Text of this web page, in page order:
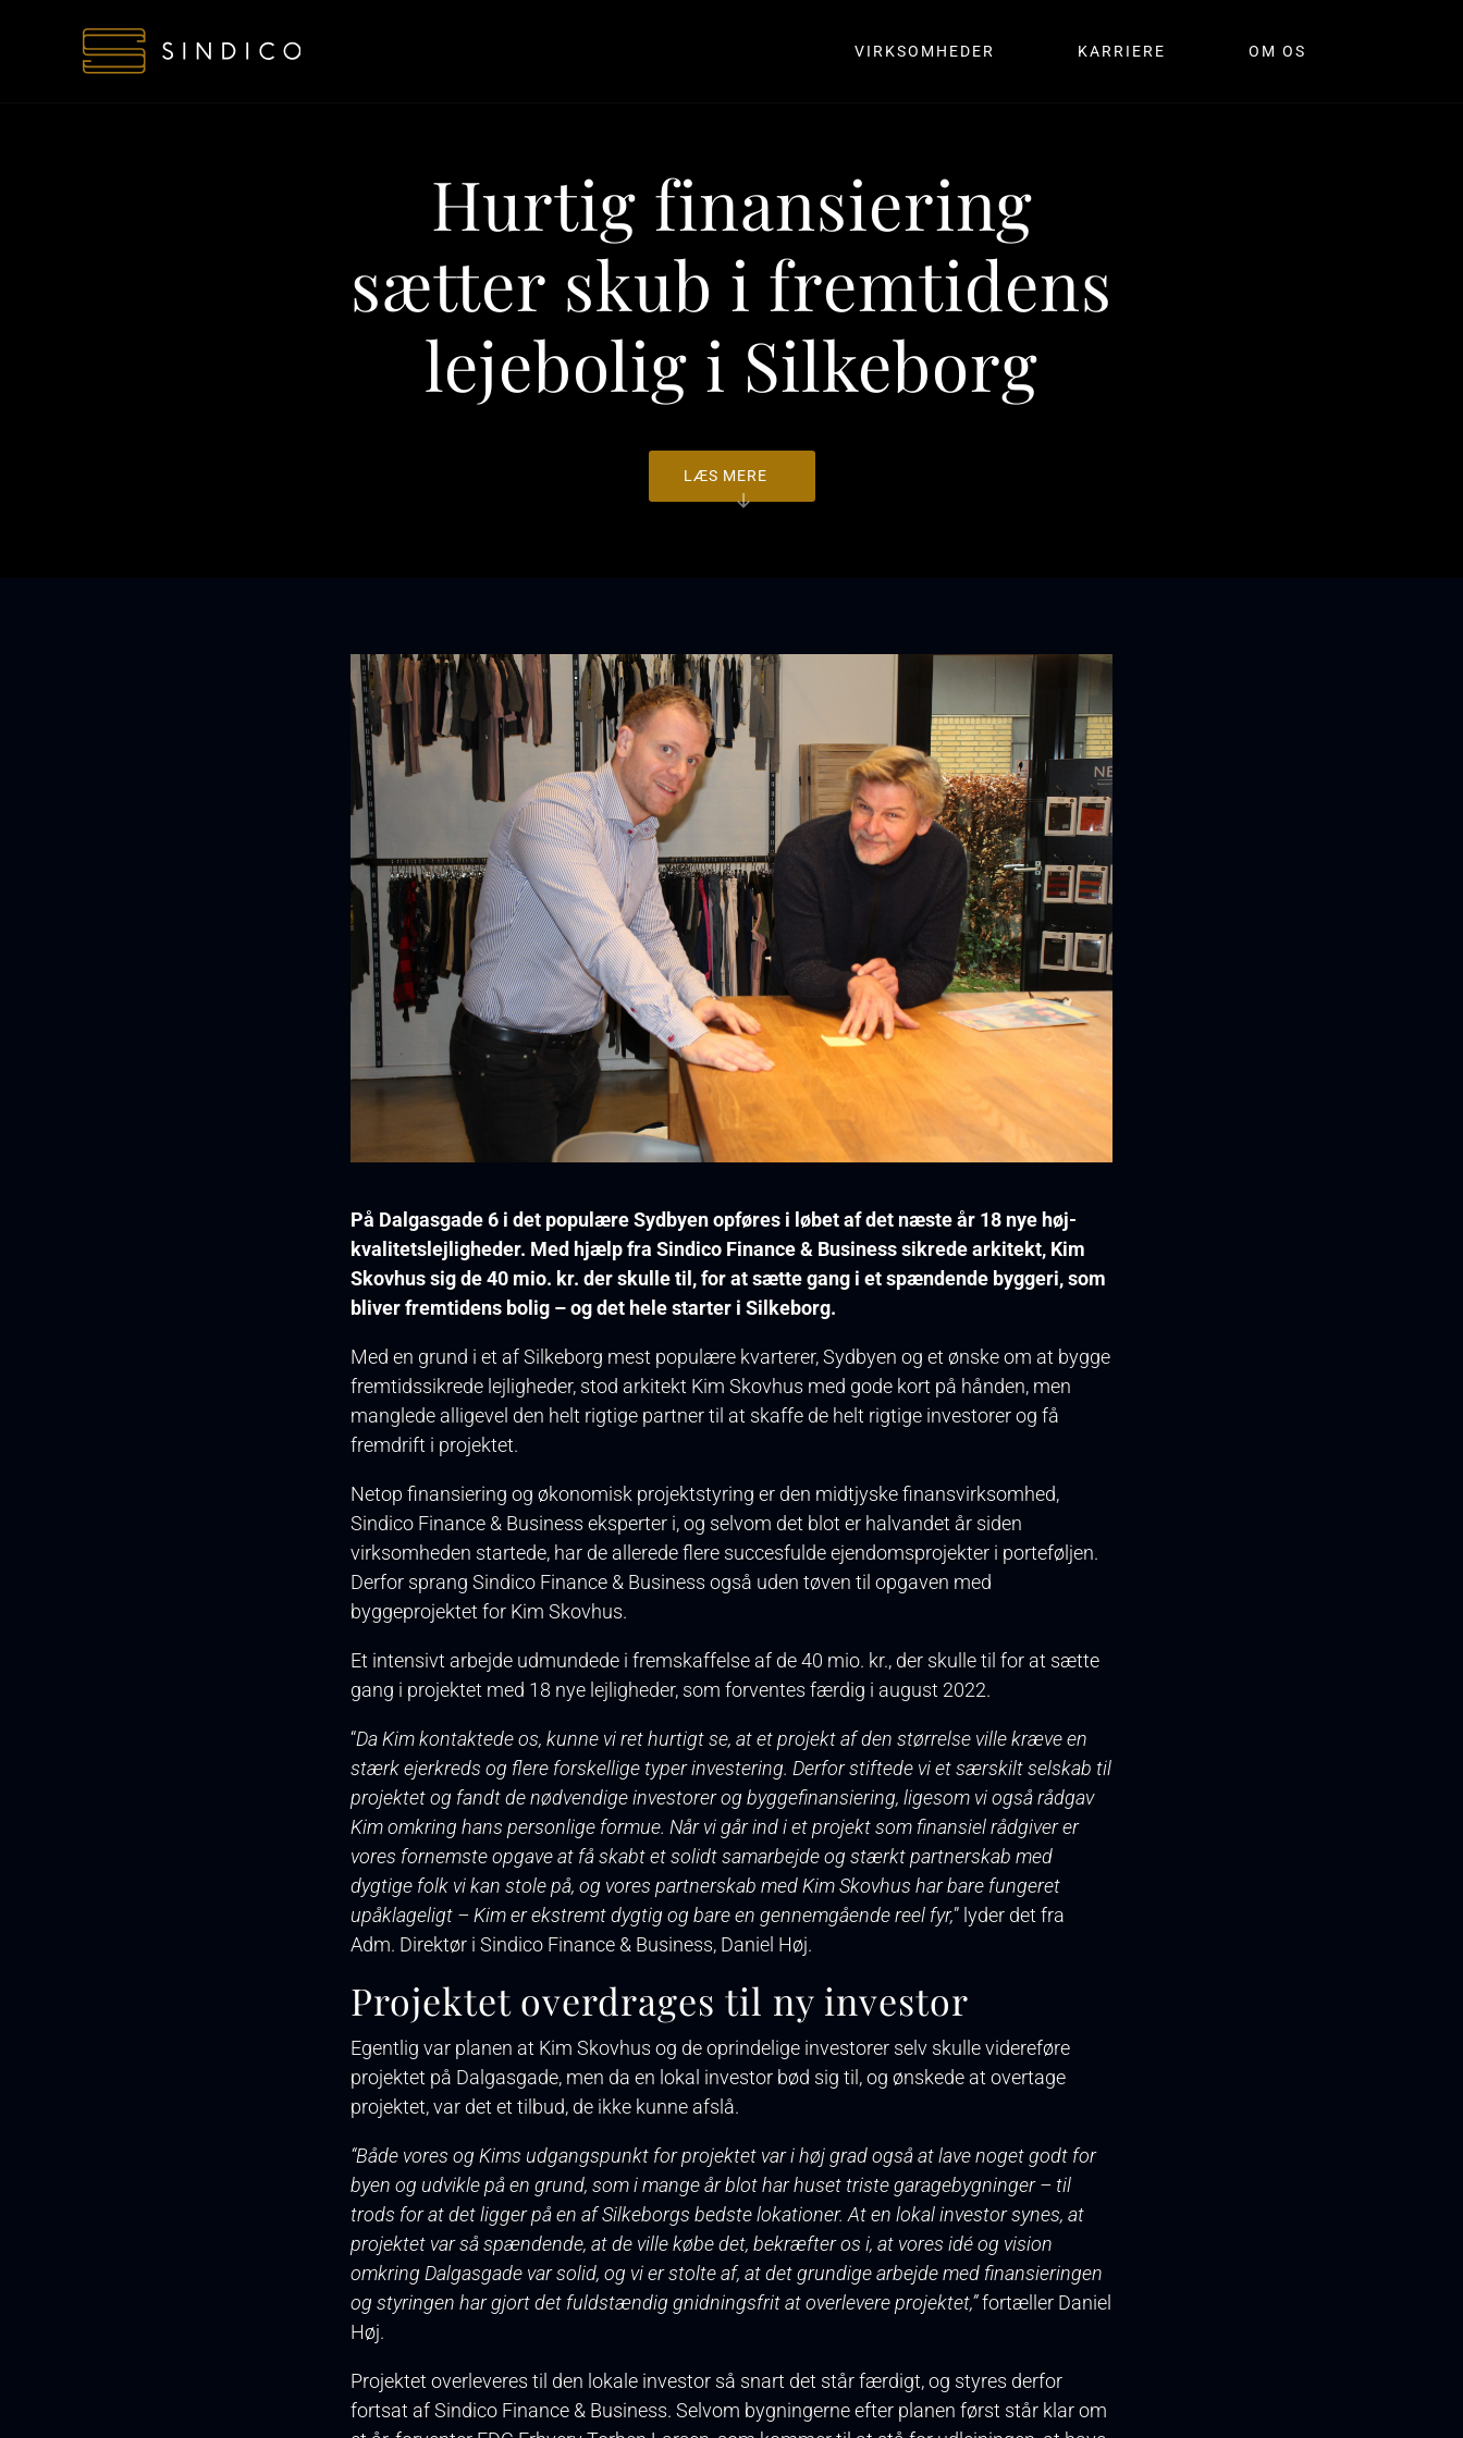
VIRKSOMHEDER KARRIERE OM OS
Hurtig finansiering
sætter skub i fremtidens
lejebolig i Silkeborg
LÆS MERE
På Dalgasgade 6 i det populære Sydbyen opføres i løbet af det næste år 18 nye høj-
kvalitetslejligheder. Med hjælp fra Sindico Finance & Business sikrede arkitekt, Kim
Skovhus sig de 40 mio. kr. der skulle til, for at sætte gang i et spændende byggeri, som
bliver fremtidens bolig – og det hele starter i Silkeborg.
Med en grund i et af Silkeborg mest populære kvarterer, Sydbyen og et ønske om at bygge
fremtidssikrede lejligheder, stod arkitekt Kim Skovhus med gode kort på hånden, men
manglede alligevel den helt rigtige partner til at skaffe de helt rigtige investorer og få
fremdrift i projektet.
Netop finansiering og økonomisk projektstyring er den midtjyske finansvirksomhed,
Sindico Finance & Business eksperter i, og selvom det blot er halvandet år siden
virksomheden startede, har de allerede flere succesfulde ejendomsprojekter i porteføljen.
Derfor sprang Sindico Finance & Business også uden tøven til opgaven med
byggeprojektet for Kim Skovhus.
Et intensivt arbejde udmundede i fremskaffelse af de 40 mio. kr., der skulle til for at sætte
gang i projektet med 18 nye lejligheder, som forventes færdig i august 2022.
“Da Kim kontaktede os, kunne vi ret hurtigt se, at et projekt af den størrelse ville kræve en
stærk ejerkreds og flere forskellige typer investering. Derfor stiftede vi et særskilt selskab til
projektet og fandt de nødvendige investorer og byggefinansiering, ligesom vi også rådgav
Kim omkring hans personlige formue. Når vi går ind i et projekt som finansiel rådgiver er
vores fornemste opgave at få skabt et solidt samarbejde og stærkt partnerskab med
dygtige folk vi kan stole på, og vores partnerskab med Kim Skovhus har bare fungeret
upåklageligt – Kim er ekstremt dygtig og bare en gennemgående reel fyr,” lyder det fra
Adm. Direktør i Sindico Finance & Business, Daniel Høj.
Projektet overdrages til ny investor
Egentlig var planen at Kim Skovhus og de oprindelige investorer selv skulle videreføre
projektet på Dalgasgade, men da en lokal investor bød sig til, og ønskede at overtage
projektet, var det et tilbud, de ikke kunne afslå.
“Både vores og Kims udgangspunkt for projektet var i høj grad også at lave noget godt for
byen og udvikle på en grund, som i mange år blot har huset triste garagebygninger – til
trods for at det ligger på en af Silkeborgs bedste lokationer. At en lokal investor synes, at
projektet var så spændende, at de ville købe det, bekræfter os i, at vores idé og vision
omkring Dalgasgade var solid, og vi er stolte af, at det grundige arbejde med finansieringen
og styringen har gjort det fuldstændig gnidningsfrit at overlevere projektet,”fortæller Daniel
Høj.
Projektet overleveres til den lokale investor så snart det står færdigt, og styres derfor
fortsat af Sindico Finance & Business. Selvom bygningerne efter planen først står klar om